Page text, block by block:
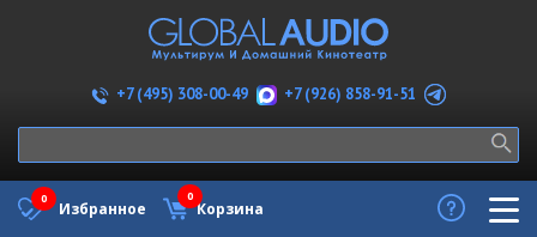
+7 (495) 308-00-49 +7 (926) 858-91-51
Избранное
0
Корзина
0